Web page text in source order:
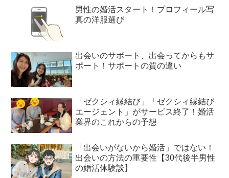
男性の婚活スタート！プロフィール写
真の洋服選び
出会いのサポート、出会ってからもサ
ポート！サポートの質の違い
「ゼクシィ縁結び」「ゼクシィ縁結び
エージェント」がサービス終了！婚活
業界のこれからの予想
「出会いがないから婚活」ではない！
出会いの方法の重要性【30代後半男性
の婚活体験談】